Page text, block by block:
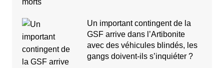
Un important contingent de la
GSF arrive dans l’Artibonite
avec des véhicules blindés, les
gangs doivent-ils s’inquiéter ?